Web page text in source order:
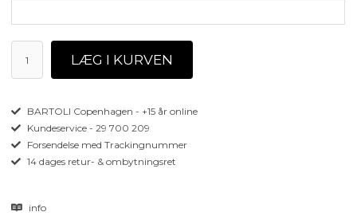
BARTOLI Copenhagen - +15 år online
Kundeservice - 29 700 209
Forsendelse med Trackingnummer
14 dages retur- & ombytningsret
info